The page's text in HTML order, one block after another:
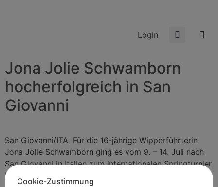
Login
Jona Jolie Schwamborn
hocherfolgreich in San
Giovanni
San Giovanni/ITA Für die 16-jährige Wipperführterin
Jona Jolie Schwamborn ging es vom 9. – 14. Juli nach
San Giovanni in Italien zum internationalen Springturnier.
Mit dabei hatte sie ihre Pferde […]
Cookie-Zustimmung